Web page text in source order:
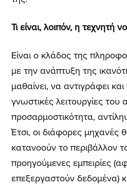
Τι είναι, λοιπόν, η τεχνητή
Είναι ο κλάδος της
με την ανάπτυξη της
μαθαίνει, να αντιγράφει
γνωστικές λειτουργίες
προσαρμοστικότητα,
Έτσι, οι διάφορες μηχανές
κατανοούν το περιβάλλον
προηγούμενες εμπειρίες
επεξεργαστούν δεδομένα)